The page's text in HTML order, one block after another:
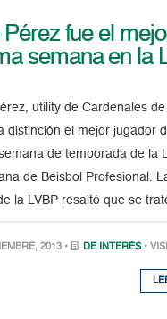
fue el
semana en la
utility de Cardenales
distinción el mejor jugador
de temporada de la
de Beisbol Profesional.
la LVBP resaltó que se
2013 • DE INTERÉS •